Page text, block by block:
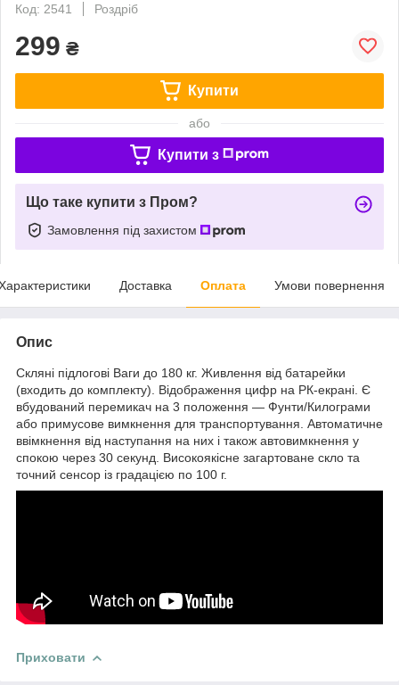
Код: 2541
Роздріб
299 ₴
Купити
або
Купити з
Що таке купити з Пром?
Замовлення під захистом
Доставка Оплата Умови повернення
Опис
Скляні підлогові Ваги до 180 кг. Живлення від батарейки
(входить до комплекту). Відображення цифр на РК-екрані. Є
вбудований перемикач на 3 положення — Фунти/Килограми
або примусове вимкнення для транспортування. Автоматичне
ввімкнення від наступання на них і також автовимкнення у
спокою через 30 секунд. Високоякісне загартоване скло та
точний сенсор із градацією по 100 г.
Приховати